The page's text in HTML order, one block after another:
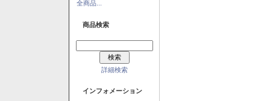
全商品...
商品検索
詳細検索
インフォメーション